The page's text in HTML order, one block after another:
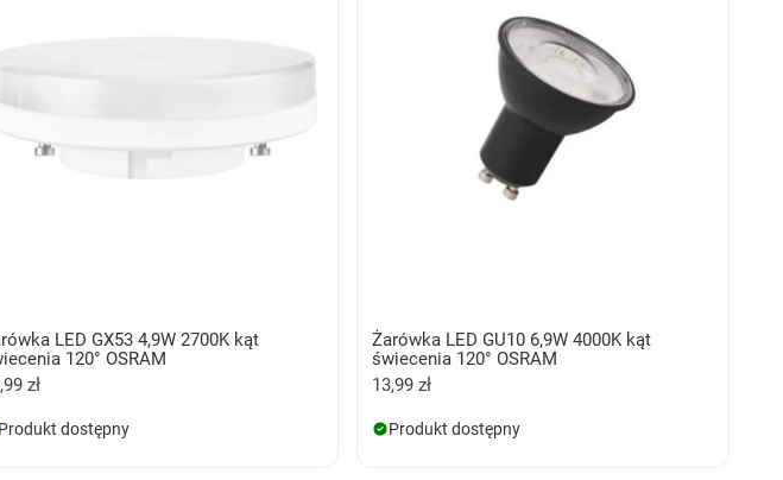
LED GX53 4,9W 2700K kąt
120° OSRAM
zł
Produkt dostępny
Żarówka LED GU10 6,9W 4000K kąt
świecenia 120° OSRAM
13,99 zł
Produkt dostępny